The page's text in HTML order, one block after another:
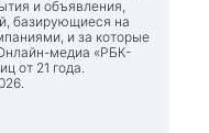
и объявления,
базирующиеся на
и за которые
медиа «РБК-
от 21 года.